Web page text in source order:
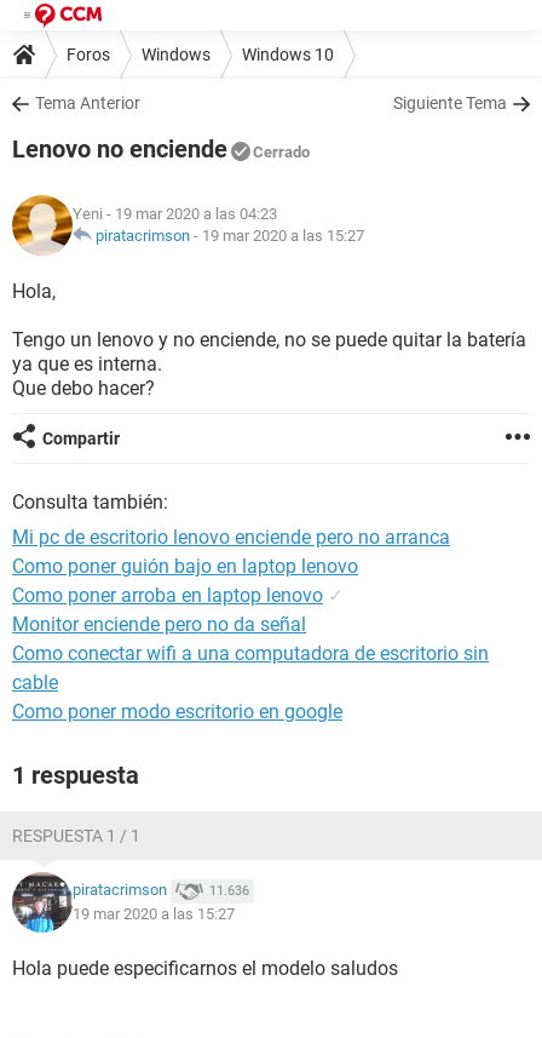
Foros Windows Windows 10
Tema Anterior Siguiente Tema
Lenovo no enciende Cerrado
Yeni - 19 mar 2020 a las 04:23
piratacrimson - 19 mar 2020 a las 15:27
Hola,
Tengo un lenovo y no enciende, no se puede quitar la batería
ya que es interna.
Que debo hacer?
Compartir
Consulta también:
Mi pc de escritorio lenovo enciende pero no arranca
Como poner guión bajo en laptop lenovo
Como poner arroba en laptop lenovo ✓
Monitor enciende pero no da señal
Como conectar wifi a una computadora de escritorio sin
cable
Como poner modo escritorio en google
1 respuesta
RESPUESTA 1 / 1
piratacrimson 11.636
19 mar 2020 a las 15:27
Hola puede especificarnos el modelo saludos